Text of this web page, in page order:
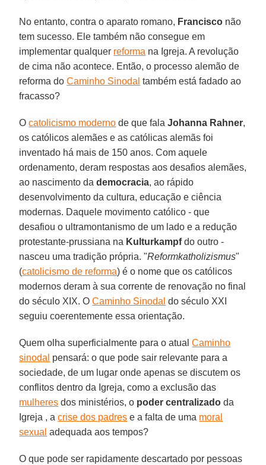
No entanto, contra o aparato romano, Francisco não
tem sucesso. Ele também não consegue em
implementar qualquer reforma na Igreja. A revolução
de cima não acontece. Então, o processo alemão de
reforma doCaminho Sinodal também está fadado ao
fracasso?
Ocatolicismo moderno de que falaJohanna Rahner,
os católicos alemães e as católicas alemãs foi
inventado há mais de 150 anos. Com aquele
ordenamento, deram respostas aos desafios alemães,
ao nascimento dademocracia, ao rápido
desenvolvimento da cultura, educação e ciência
modernas. Daquele movimento católico - que
desafiou o ultramontanismo de um lado e a redução
protestante-prussiana na Kulturkampfdo outro -
nasceu uma tradição própria. "Reformkatholizismus"
(catolicismo de reforma) é o nome que os católicos
modernos deram à sua corrente de renovação no final
do século XIX. OCaminho Sinodal do século XXI
seguiu coerentemente essa orientação.
Quem olha superficialmente para o atualCaminho
sinodal pensará: o que pode sair relevante para a
sociedade, de um lugar onde apenas se discutem os
conflitos dentro da Igreja, como a exclusão das
mulheres dos ministérios, o poder centralizado da
Igreja , acrise dos padres e a falta de uma moral
sexual adequada aos tempos?
O que pode ser rapidamente descartado por pessoas